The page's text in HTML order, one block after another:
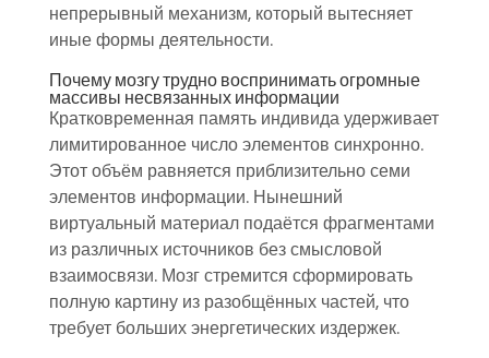
непрерывный механизм, который вытесняет
иные формы деятельности.
Почему мозгу трудно воспринимать огромные
массивы несвязанных информации
Кратковременная память индивида удерживает
лимитированное число элементов синхронно.
Этот объём равняется приблизительно семи
элементов информации. Нынешний
виртуальный материал подаётся фрагментами
из различных источников без смысловой
взаимосвязи. Мозг стремится сформировать
полную картину из разобщённых частей, что
требует больших энергетических издержек.